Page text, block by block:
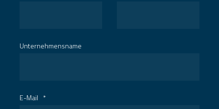
Unternehmensname
E-Mail *